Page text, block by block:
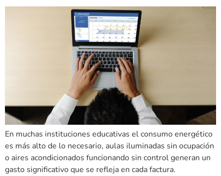
En muchas instituciones educativas el consumo energético
es más alto de lo necesario, aulas iluminadas sin ocupación
o aires acondicionados funcionando sin control generan un
gasto significativo que se refleja en cada factura.